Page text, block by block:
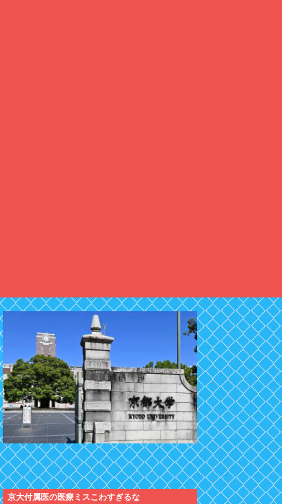
京大付属医の医療ミスこわすぎるな